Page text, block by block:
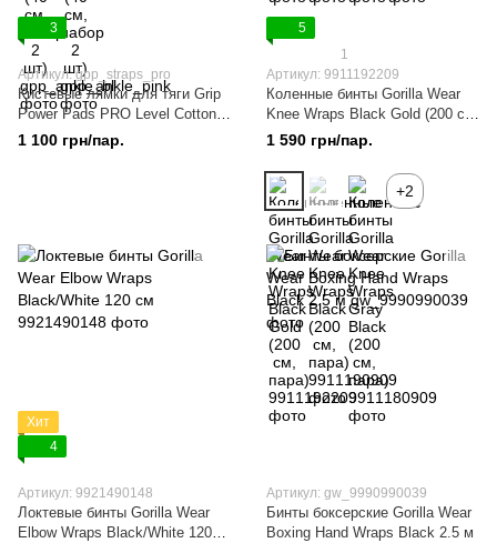
3
Артикул: gpp_straps_pro
Кистевые лямки для тяги Grip
Power Pads PRO Level Cotton
Lifting Straps (61 см, пара)
1 100 грн/пар.
5
1
Артикул: 9911192209
Коленные бинты Gorilla Wear
Knee Wraps Black Gold (200 см,
пара)
1 590 грн/пар.
+2
Хит
4
Артикул: 9921490148
Локтевые бинты Gorilla Wear
Elbow Wraps Black/White 120
Артикул: gw_9990990039
Бинты боксерские Gorilla Wear
Boxing Hand Wraps Black 2.5 м